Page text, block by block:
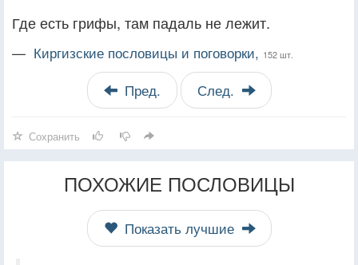
Где есть грифы, там падаль не лежит.
— Киргизские пословицы и поговорки, 152 шт.
Пред. След.
Сохранить
ПОХОЖИЕ ПОСЛОВИЦЫ
Показать лучшие